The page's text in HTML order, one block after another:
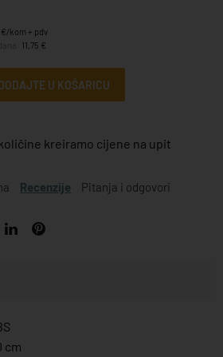
€/kom + pdv
11,75 €
U KOŠARICU
kreiramo cijene na upit
Recenzije Pitanja i odgovori
cm